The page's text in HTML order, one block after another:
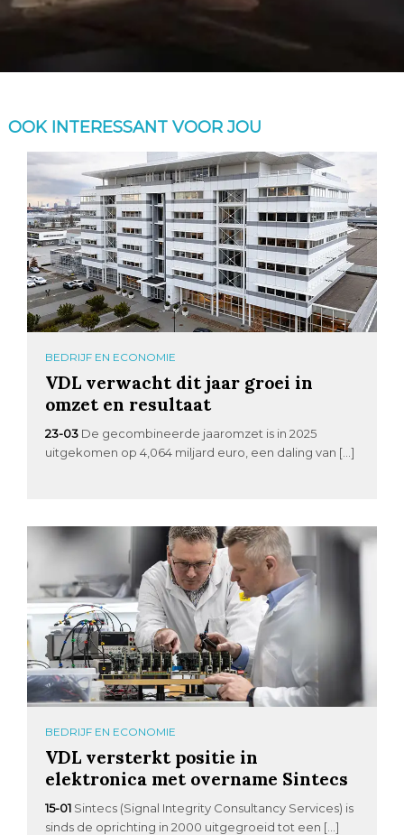
OOK INTERESSANT VOOR JOU
BEDRIJF EN ECONOMIE
VDL verwacht dit jaar groei in
omzet en resultaat
23-03 De gecombineerde jaaromzet is in 2025
uitgekomen op 4,064 miljard euro, een daling van […]
BEDRIJF EN ECONOMIE
VDL versterkt positie in
elektronica met overname Sintecs
15-01 Sintecs (Signal Integrity Consultancy Services) is
sinds de oprichting in 2000 uitgegroeid tot een […]